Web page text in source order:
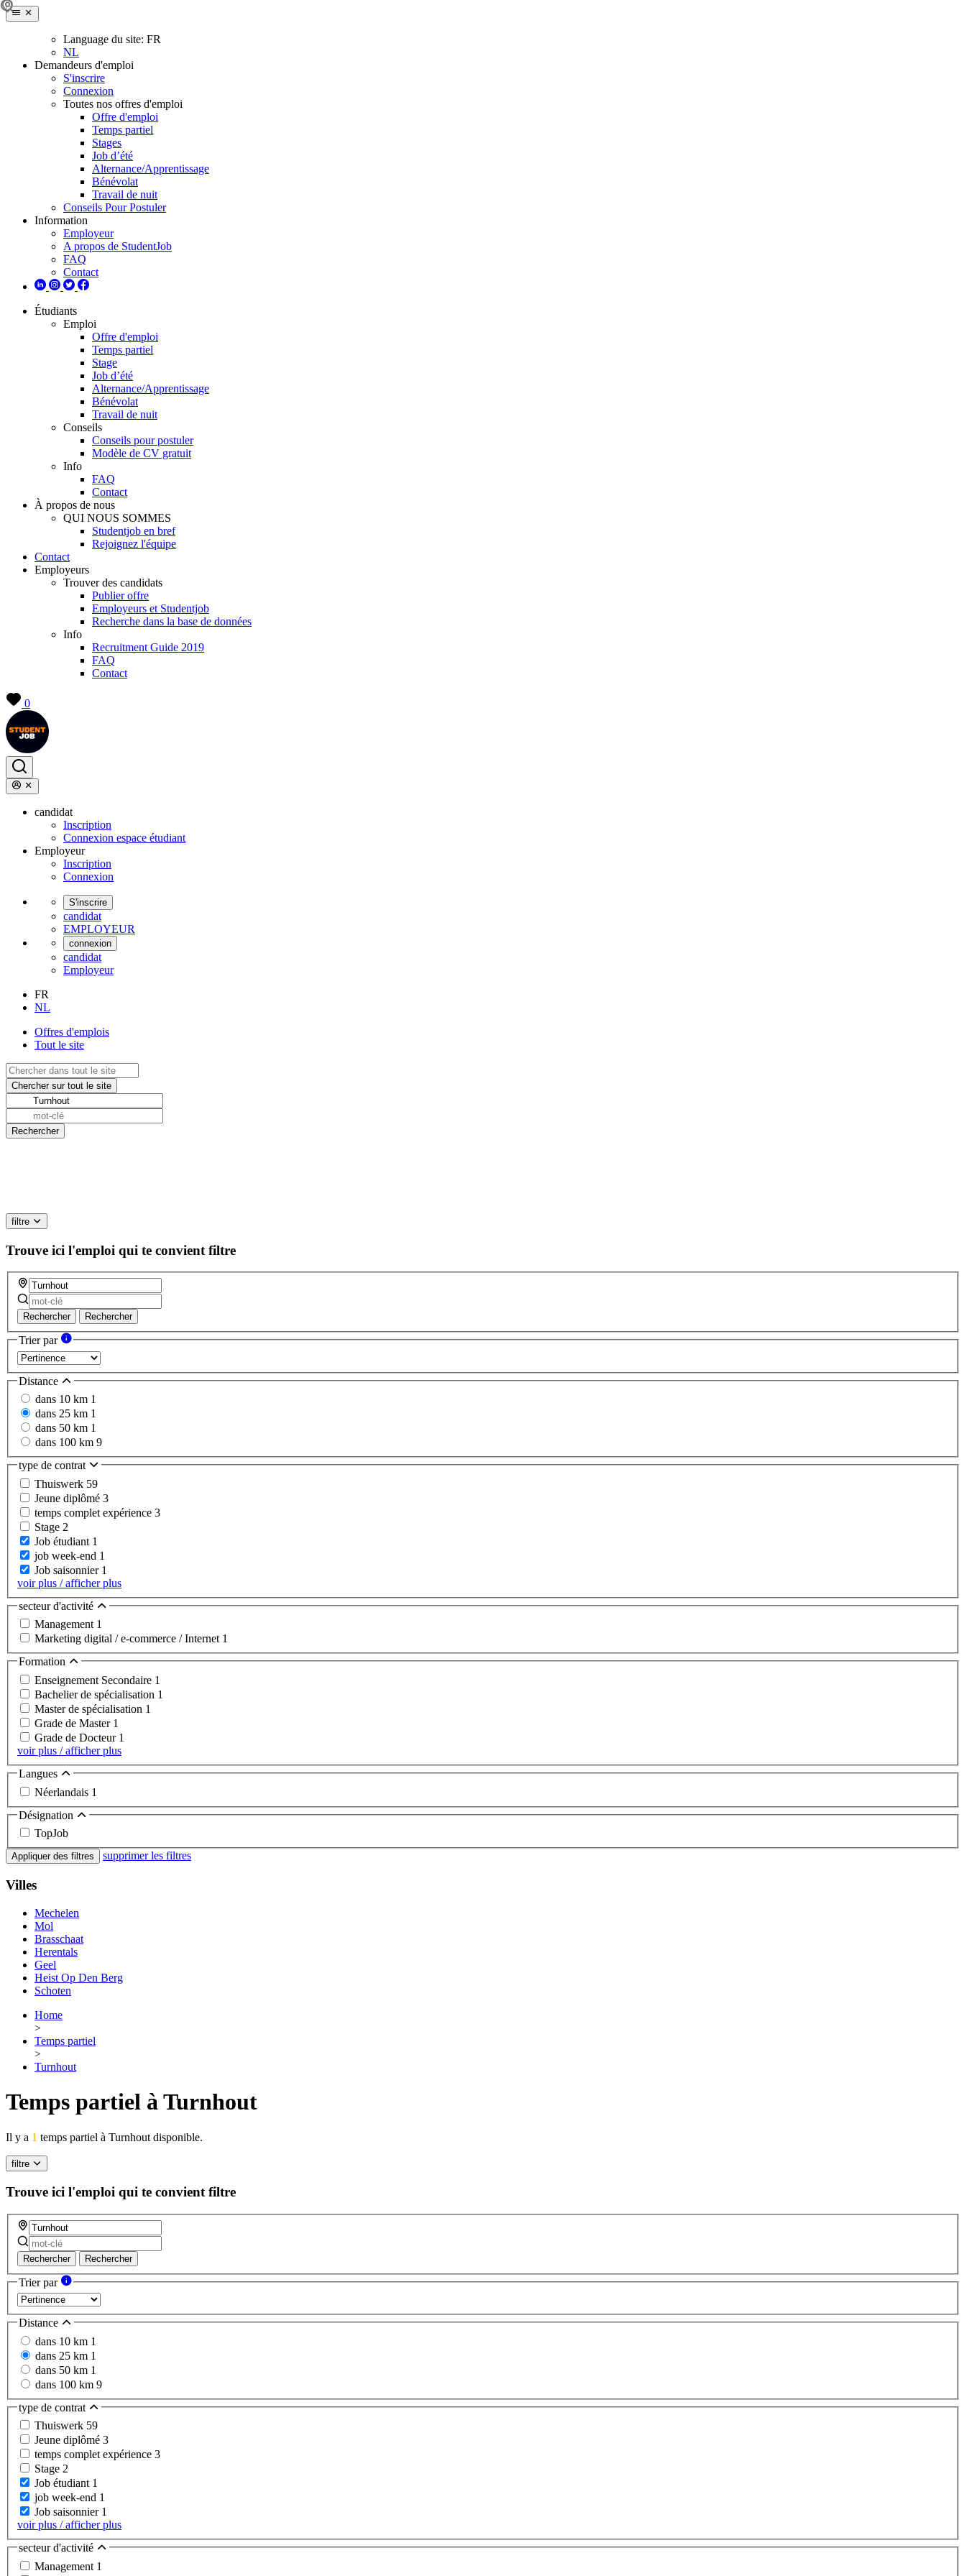
Language du site: FR
NL
Demandeurs d'emploi
S'inscrire
Connexion
Toutes nos offres d'emploi
Offre d'emploi
Temps partiel
Stages
Job d’été
Alternance/Apprentissage
Bénévolat
Travail de nuit
Conseils Pour Postuler
Information
Employeur
A propos de StudentJob
FAQ
Contact
Étudiants
Emploi
Offre d'emploi
Temps partiel
Stage
Job d’été
Alternance/Apprentissage
Bénévolat
Travail de nuit
Conseils
Conseils pour postuler
Modèle de CV gratuit
Info
FAQ
Contact
À propos de nous
QUI NOUS SOMMES
Studentjob en bref
Rejoignez l'équipe
Contact
Employeurs
Trouver des candidats
Publier offre
Employeurs et Studentjob
Recherche dans la base de données
Info
Recruitment Guide 2019
FAQ
Contact
0
candidat
Inscription
Connexion espace étudiant
Employeur
Inscription
Connexion
S'inscrire
candidat
EMPLOYEUR
connexion
candidat
Employeur
FR
NL
Offres d'emplois
Tout le site
filtre
Trouve ici l'emploi qui te convient filtre
Rechercher Rechercher
Trier par
Distance
dans 10 km 1
dans 25 km 1
dans 50 km 1
dans 100 km 9
type de contrat
Thuiswerk 59
Jeune diplômé 3
temps complet expérience 3
Stage 2
Job étudiant 1
job week-end 1
Job saisonnier 1
voir plus / afficher plus
secteur d'activité
Management 1
Marketing digital / e-commerce / Internet 1
Formation
Enseignement Secondaire 1
Bachelier de spécialisation 1
Master de spécialisation 1
Grade de Master 1
Grade de Docteur 1
voir plus / afficher plus
Langues
Néerlandais 1
Désignation
TopJob
Appliquer des filtres supprimer les filtres
Villes
Mechelen
Mol
Brasschaat
Herentals
Geel
Heist Op Den Berg
Schoten
Home
>
Temps partiel
>
Turnhout
Temps partiel à Turnhout
Il y a 1 temps partiel à Turnhout disponible.
filtre
Trouve ici l'emploi qui te convient filtre
Rechercher Rechercher
Trier par
Distance
dans 10 km 1
dans 25 km 1
dans 50 km 1
dans 100 km 9
type de contrat
Thuiswerk 59
Jeune diplômé 3
temps complet expérience 3
Stage 2
Job étudiant 1
job week-end 1
Job saisonnier 1
voir plus / afficher plus
secteur d'activité
Management 1